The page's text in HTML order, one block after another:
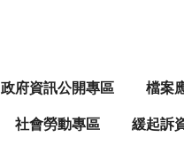
政府資訊公開專區 檔案
社會勞動專區 緩起訴